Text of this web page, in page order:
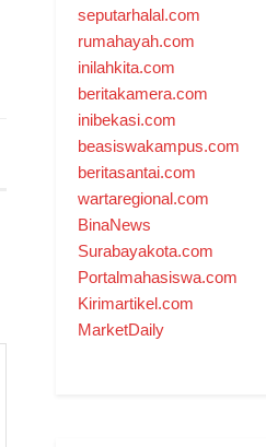
seputarhalal.com
rumahayah.com
inilahkita.com
beritakamera.com
inibekasi.com
beasiswakampus.com
beritasantai.com
wartaregional.com
BinaNews
Surabayakota.com
Portalmahasiswa.com
Kirimartikel.com
MarketDaily